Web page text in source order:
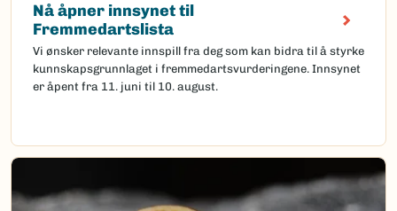
Nå åpner innsynet til
Fremmedartslista
Vi ønsker relevante innspill fra deg som kan bidra til å styrke
kunnskapsgrunnlaget i fremmedartsvurderingene. Innsynet
er åpent fra 11. juni til 10. august.